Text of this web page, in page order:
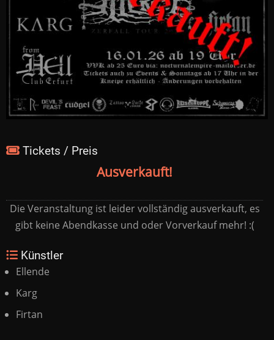
Tickets / Preis
Ausverkauft!
Die Veranstaltung ist leider vollständig ausverkauft, es
gibt keine Abendkasse und oder Vorverkauf mehr! :(
Künstler
Ellende
Karg
Firtan